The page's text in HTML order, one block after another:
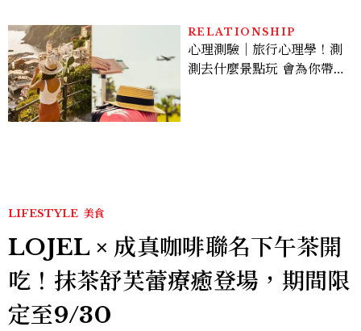
RELATIONSHIP
心理測驗｜旅行心理學！測
測去什麼景點玩 會為你帶來
LIFESTYLE 美食
LOJEL × 成真咖啡聯名下午茶開
吃！抹茶舒芙蕾療癒登場，期間限
定至9/30